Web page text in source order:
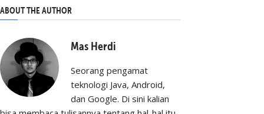
ABOUT THE AUTHOR
Mas Herdi
Seorang pengamat
teknologi Java, Android,
dan Google. Di sini kalian